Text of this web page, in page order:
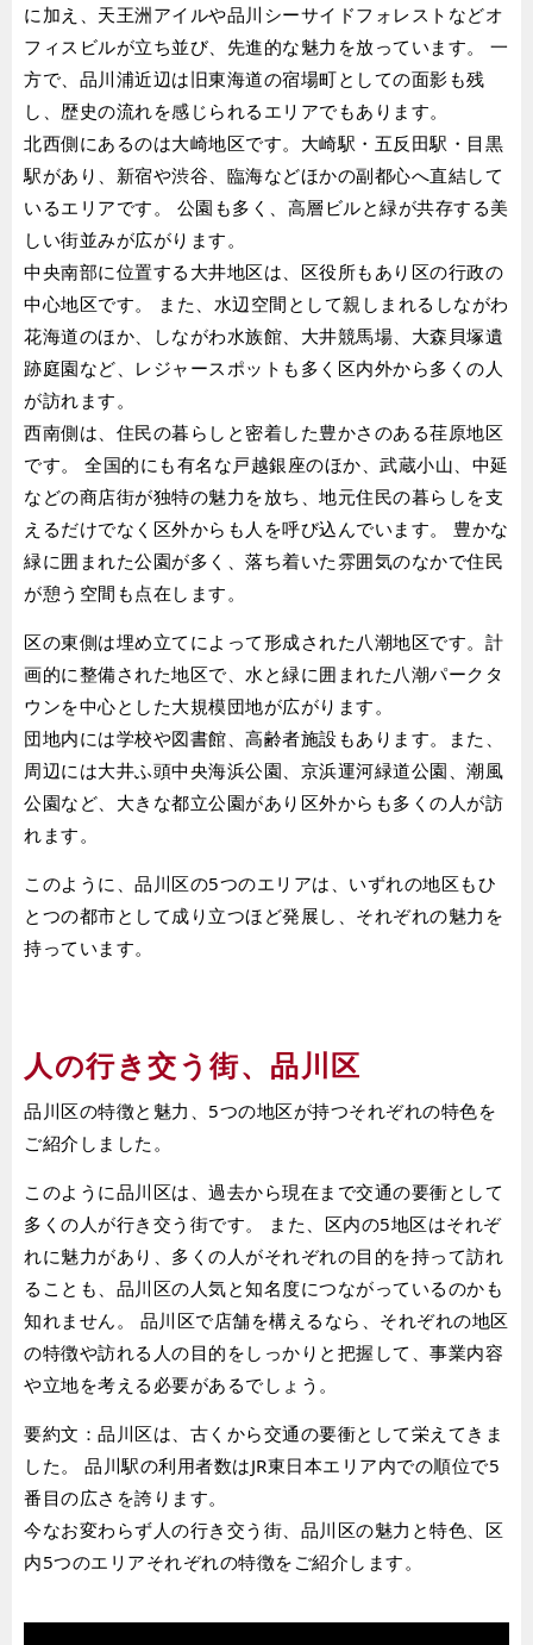
に加え、天王洲アイルや品川シーサイドフォレストなどオ
フィスビルが立ち並び、先進的な魅力を放っています。 一
方で、品川浦近辺は旧東海道の宿場町としての面影も残
し、歴史の流れを感じられるエリアでもあります。
北西側にあるのは大崎地区です。大崎駅・五反田駅・目黒
駅があり、新宿や渋谷、臨海などほかの副都心へ直結して
いるエリアです。 公園も多く、高層ビルと緑が共存する美
しい街並みが広がります。
中央南部に位置する大井地区は、区役所もあり区の行政の
中心地区です。 また、水辺空間として親しまれるしながわ
花海道のほか、しながわ水族館、大井競馬場、大森貝塚遺
跡庭園など、レジャースポットも多く区内外から多くの人
が訪れます。
西南側は、住民の暮らしと密着した豊かさのある荏原地区
です。 全国的にも有名な戸越銀座のほか、武蔵小山、中延
などの商店街が独特の魅力を放ち、地元住民の暮らしを支
えるだけでなく区外からも人を呼び込んでいます。 豊かな
緑に囲まれた公園が多く、落ち着いた雰囲気のなかで住民
が憩う空間も点在します。
区の東側は埋め立てによって形成された八潮地区です。計
画的に整備された地区で、水と緑に囲まれた八潮パークタ
ウンを中心とした大規模団地が広がります。
団地内には学校や図書館、高齢者施設もあります。また、
周辺には大井ふ頭中央海浜公園、京浜運河緑道公園、潮風
公園など、大きな都立公園があり区外からも多くの人が訪
れます。
このように、品川区の5つのエリアは、いずれの地区もひ
とつの都市として成り立つほど発展し、それぞれの魅力を
持っています。
人の行き交う街、品川区
品川区の特徴と魅力、5つの地区が持つそれぞれの特色を
ご紹介しました。
このように品川区は、過去から現在まで交通の要衝として
多くの人が行き交う街です。 また、区内の5地区はそれぞ
れに魅力があり、多くの人がそれぞれの目的を持って訪れ
ることも、品川区の人気と知名度につながっているのかも
知れません。 品川区で店舗を構えるなら、それぞれの地区
の特徴や訪れる人の目的をしっかりと把握して、事業内容
や立地を考える必要があるでしょう。
要約文：品川区は、古くから交通の要衝として栄えてきま
した。 品川駅の利用者数はJR東日本エリア内での順位で5
番目の広さを誇ります。
今なお変わらず人の行き交う街、品川区の魅力と特色、区
内5つのエリアそれぞれの特徴をご紹介します。